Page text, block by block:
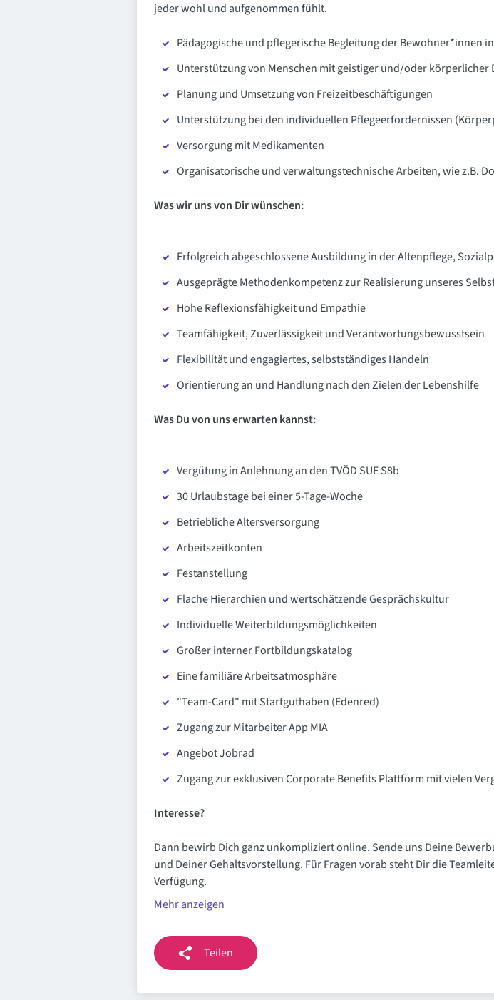
jeder wohl und aufgenommen fühlt.
Pädagogische und pflegerische Begleitung der Bewohner*innen
Unterstützung von Menschen mit geistiger und/oder
Planung und Umsetzung von Freizeitbeschäftigungen
Unterstützung bei den individuellen Pflegeerfordernissen
Versorgung mit Medikamenten
Organisatorische und verwaltungstechnische Arbeiten, wie z.B.
Was wir uns von Dir wünschen:
Erfolgreich abgeschlossene Ausbildung in der Altenpflege,
Ausgeprägte Methodenkompetenz zur Realisierung unseres
Hohe Reflexionsfähigkeit und Empathie
Teamfähigkeit, Zuverlässigkeit und Verantwortungsbewusstsein
Flexibilität und engagiertes, selbstständiges Handeln
Orientierung an und Handlung nach den Zielen der Lebenshilfe
Was Du von uns erwarten kannst:
Vergütung in Anlehnung an den TVÖD SUE S8b
30 Urlaubstage bei einer 5-Tage-Woche
Betriebliche Altersversorgung
Arbeitszeitkonten
Festanstellung
Flache Hierarchien und wertschätzende Gesprächskultur
Individuelle Weiterbildungsmöglichkeiten
Großer interner Fortbildungskatalog
Eine familiäre Arbeitsatmosphäre
"Team-Card" mit Startguthaben (Edenred)
Zugang zur Mitarbeiter App MIA
Angebot Jobrad
Zugang zur exklusiven Corporate Benefits Plattform mit vielen
Interesse?
Dann bewirb Dich ganz unkompliziert online. Sende uns Deine
und Deiner Gehaltsvorstellung. Für Fragen vorab steht Dir die
Verfügung.
Mehr anzeigen
Teilen